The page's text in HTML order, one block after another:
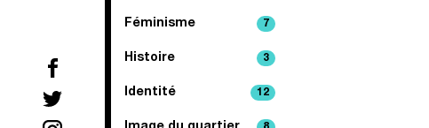
7
Féminisme
3
Histoire
12
Identité